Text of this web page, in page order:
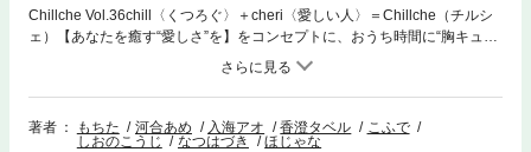
Chillche Vol.36chill〈くつろぐ〉＋cheri〈愛しい人〉＝Chillche（チルシ
ェ）【あなたを癒す“愛しさ”を】をコンセプトに、おうち時間に“胸キュ
ン”と“悶キュン”をお届けするBLコミック誌。『ご指名制イレギュラーハニ
ー』もちた（新連載・表紙・2話同時掲載）『100回言ったら、愛にして』
河合あめ（新連載）『溺愛シークレットラバー』入海アオ（第11話・後
編）『ぜんぶ奪って甘くして』香澄タベル（第2話）『ノっぴきならぬ』
こふで（第22話）『子連れΩ、偽装交際はじめました』しおのこうじ（第
著者 もちた 河合あめ 入海アオ 香澄タベル
こふで
しおのこうじ
なつはづき
ほじゃな